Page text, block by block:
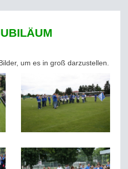
um es in groß darzustellen.